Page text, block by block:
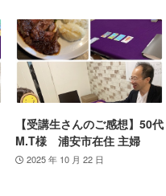
【受講生さんのご感想】50代
M.T様 浦安市在住 主婦
2025 年 10 月 22 日